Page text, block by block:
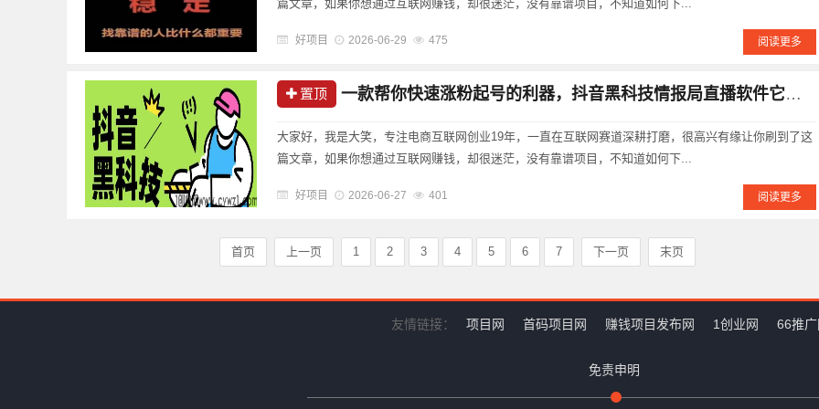
篇文章，如果你想通过互联网赚钱，却很迷茫，没有靠谱项目，不知道如何下...
好项目 2026-06-29 475 阅读更多
置顶 一款帮你快速涨粉起号的利器，抖音黑科技情报局直播软件它有何魅力所在?
大家好，我是大笑，专注电商互联网创业19年，一直在互联网赛道深耕打磨，很高兴有缘让你刷到了这
篇文章，如果你想通过互联网赚钱，却很迷茫，没有靠谱项目，不知道如何下...
好项目 2026-06-27 401 阅读更多
首页 上一页 1 2 3 4 5 6 7 下一页 末页
友情链接： 项目网 首码项目网 赚钱项目发布网 1创业网 66推
免责申明